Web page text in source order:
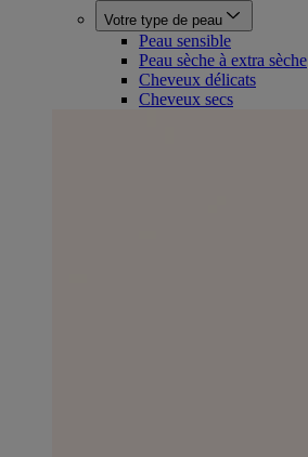
Votre type de peau
Peau sensible
Peau sèche à extra sèche
Cheveux délicats
Cheveux secs